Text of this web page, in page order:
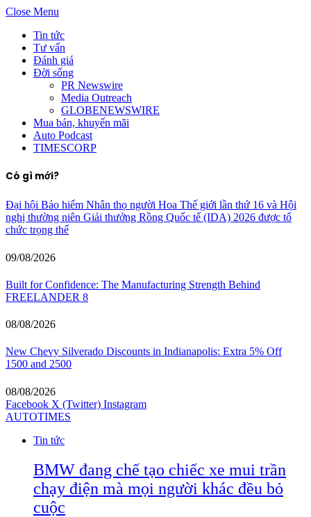
Close Menu
Tin tức
Tư vấn
Đánh giá
Đời sống
PR Newswire
Media Outreach
GLOBENEWSWIRE
Mua bán, khuyến mãi
Auto Podcast
TIMESCORP
Có gì mới?
Đại hội Bảo hiểm Nhân thọ người Hoa Thế giới lần thứ 16 và Hội
nghị thường niên Giải thưởng Rồng Quốc tế (IDA) 2026 được tổ
chức trọng thể
09/08/2026
Built for Confidence: The Manufacturing Strength Behind
FREELANDER 8
08/08/2026
New Chevy Silverado Discounts in Indianapolis: Extra 5% Off
1500 and 2500
08/08/2026
Facebook X (Twitter) Instagram
AUTOTIMES
Tin tức
BMW đang chế tạo chiếc xe mui trần
chạy điện mà mọi người khác đều bỏ
cuộc